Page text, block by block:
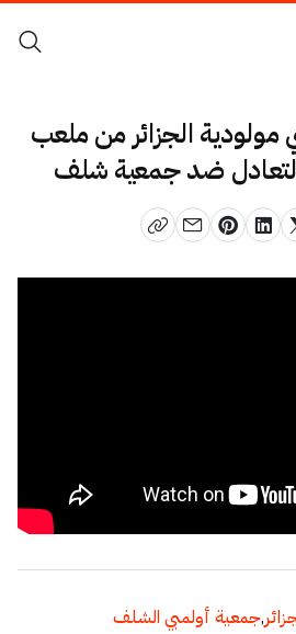
الجزائر من ملعب
,جمعية أولمبي الشلف